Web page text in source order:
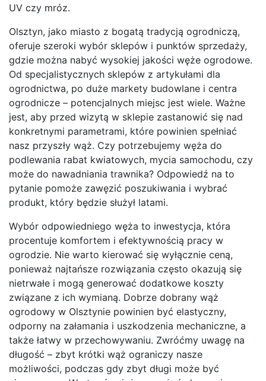
UV czy mróz.
Olsztyn, jako miasto z bogatą tradycją ogrodniczą,
oferuje szeroki wybór sklepów i punktów sprzedaży,
gdzie można nabyć wysokiej jakości węże ogrodowe.
Od specjalistycznych sklepów z artykułami dla
ogrodnictwa, po duże markety budowlane i centra
ogrodnicze – potencjalnych miejsc jest wiele. Ważne
jest, aby przed wizytą w sklepie zastanowić się nad
konkretnymi parametrami, które powinien spełniać
nasz przyszły wąż. Czy potrzebujemy węża do
podlewania rabat kwiatowych, mycia samochodu, czy
może do nawadniania trawnika? Odpowiedź na to
pytanie pomoże zawęzić poszukiwania i wybrać
produkt, który będzie służył latami.
Wybór odpowiedniego węża to inwestycja, która
procentuje komfortem i efektywnością pracy w
ogrodzie. Nie warto kierować się wyłącznie ceną,
ponieważ najtańsze rozwiązania często okazują się
nietrwałe i mogą generować dodatkowe koszty
związane z ich wymianą. Dobrze dobrany wąż
ogrodowy w Olsztynie powinien być elastyczny,
odporny na załamania i uszkodzenia mechaniczne, a
także łatwy w przechowywaniu. Zwróćmy uwagę na
długość – zbyt krótki wąż ograniczy nasze
możliwości, podczas gdy zbyt długi może być